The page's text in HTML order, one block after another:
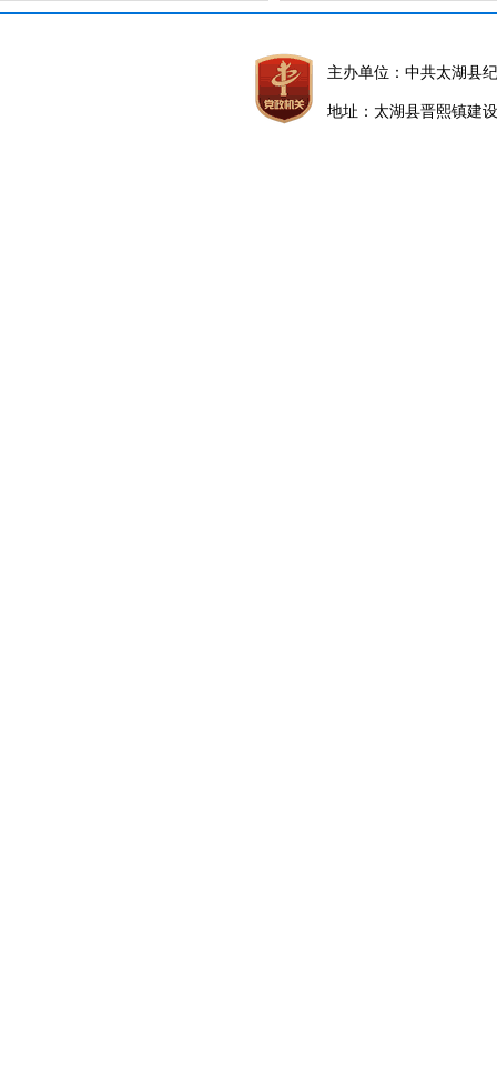
主办单位：中共太湖县
地址：太湖县晋熙镇建